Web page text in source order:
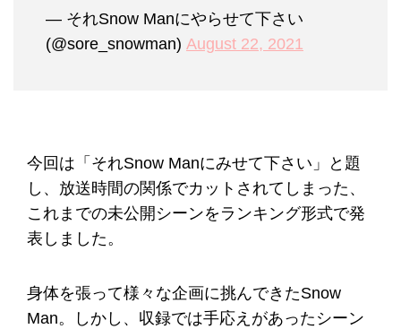
— それSnow Manにやらせて下さい
(@sore_snowman) August 22, 2021
今回は「それSnow Manにみせて下さい」と題
し、放送時間の関係でカットされてしまった、
これまでの未公開シーンをランキング形式で発
表しました。
身体を張って様々な企画に挑んできたSnow
Man。しかし、収録では手応えがあったシーン